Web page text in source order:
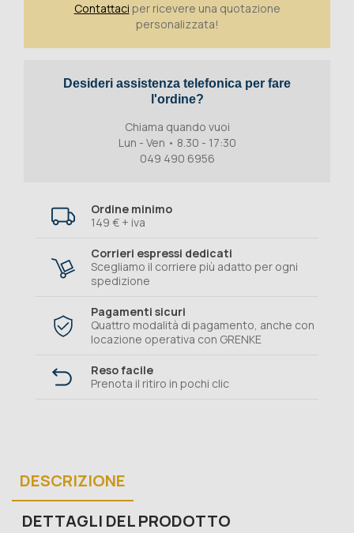
Contattaci per ricevere una quotazione
personalizzata!
Desideri assistenza telefonica per fare
l'ordine?
Chiama quando vuoi
Lun - Ven • 8.30 - 17:30
049 490 6956
Ordine minimo
149 € + iva
Corrieri espressi dedicati
Scegliamo il corriere più adatto per ogni
spedizione
Pagamenti sicuri
Quattro modalità di pagamento, anche con
locazione operativa con GRENKE
Reso facile
Prenota il ritiro in pochi clic
DESCRIZIONE
DETTAGLI DEL PRODOTTO